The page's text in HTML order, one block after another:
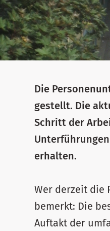
Die
gestellt. Die
Schritt der
erhalten.
Wer derzeit die
bemerkt: Die
Auftakt der